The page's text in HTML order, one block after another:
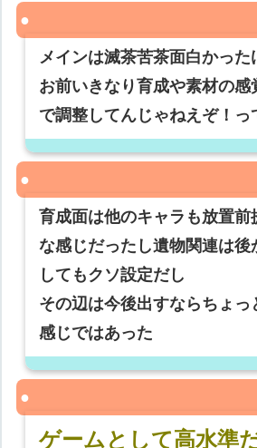
メインは滅茶苦茶面白かった
お前いきなり育成や素材の感
で調整してんじゃねえぞ！っ
育成面は他のキャラも放置前
な感じだったし遺物関連は後
してもクソ設定だし
その辺は今後出すならちょっ
感じではあった
ゲームとして高水準